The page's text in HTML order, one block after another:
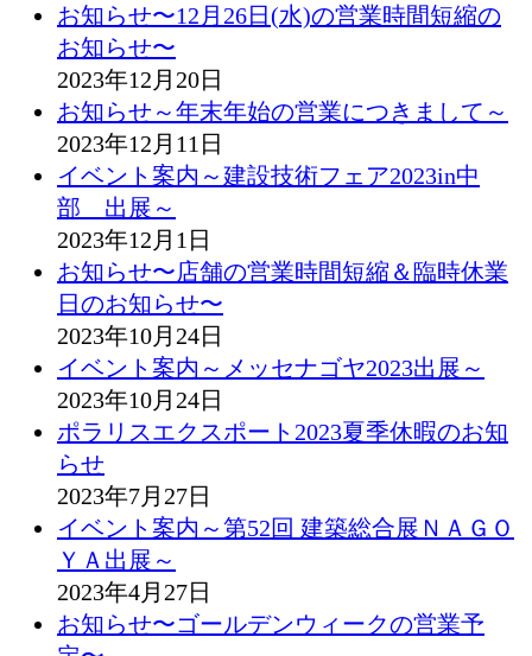
お知らせ〜12月26日(水)の営業時間短縮の
お知らせ〜
2023年12月20日
お知らせ～年末年始の営業につきまして～
2023年12月11日
イベント案内～建設技術フェア2023in中
部 出展～
2023年12月1日
お知らせ〜店舗の営業時間短縮＆臨時休業
日のお知らせ〜
2023年10月24日
イベント案内～メッセナゴヤ2023出展～
2023年10月24日
ポラリスエクスポート2023夏季休暇のお知
らせ
2023年7月27日
イベント案内～第52回 建築総合展ＮＡＧＯ
ＹＡ出展～
2023年4月27日
お知らせ〜ゴールデンウィークの営業予